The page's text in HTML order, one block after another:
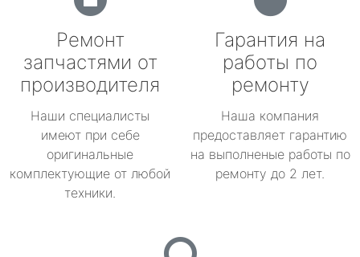
Ремонт
запчастями от
производителя
Наши специалисты
имеют при себе
оригинальные
комплектующие от любой
техники.
Гарантия на
работы по
ремонту
Наша компания
предоставляет гарантию
на выполненые работы по
ремонту до 2 лет.